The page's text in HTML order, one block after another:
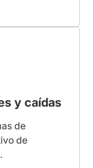
y caídas
de
de